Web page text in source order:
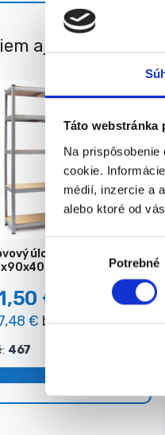
Táto webstránka
Na
cookie.
médií, inzercie a
alebo ktoré od
e
r
l
Potrebné
aj 🐎 51%
úložný regál,
cm, 875 kg,
€
€ bez DPH)
467